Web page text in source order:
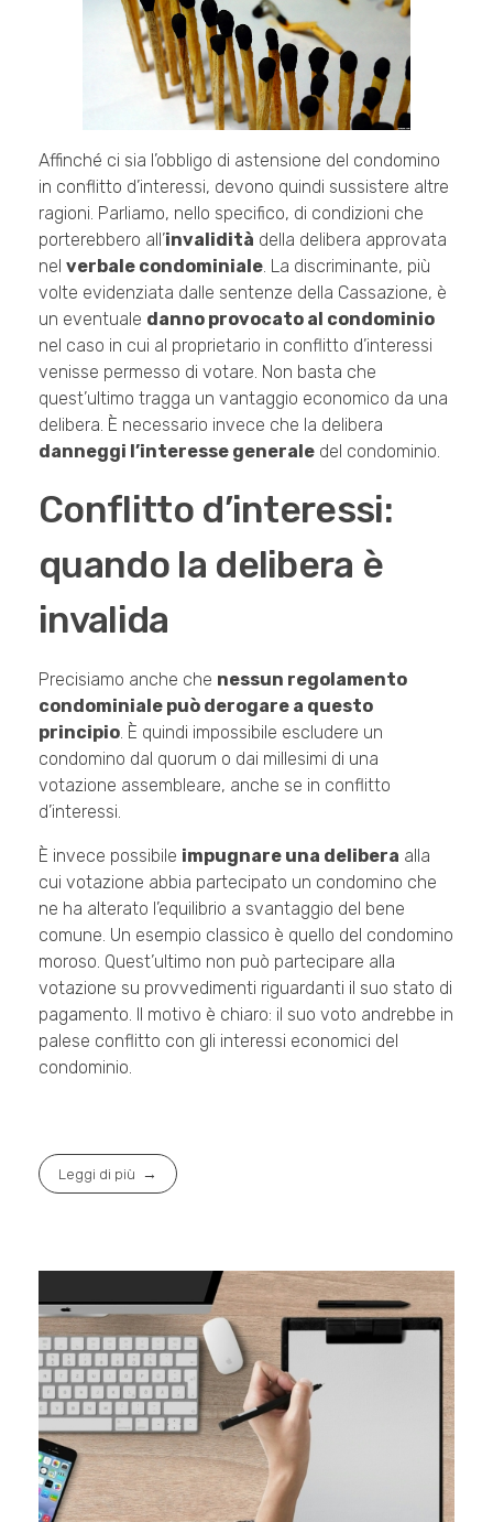
Affinché ci sia l’obbligo di astensione del condomino
in conflitto d’interessi, devono quindi sussistere altre
ragioni. Parliamo, nello specifico, di condizioni che
porterebbero all’invalidità della delibera approvata
nel verbale condominiale. La discriminante, più
volte evidenziata dalle sentenze della Cassazione, è
un eventuale danno provocato al condominio
nel caso in cui al proprietario in conflitto d’interessi
venisse permesso di votare. Non basta che
quest’ultimo tragga un vantaggio economico da una
delibera. È necessario invece che la delibera
danneggi l’interesse generale del condominio.
Conflitto d’interessi:
quando la delibera è
invalida
Precisiamo anche che nessun regolamento
condominiale può derogare a questo
principio. È quindi impossibile escludere un
condomino dal quorum o dai millesimi di una
votazione assembleare, anche se in conflitto
d’interessi.
È invece possibile impugnare una delibera alla
cui votazione abbia partecipato un condomino che
ne ha alterato l’equilibrio a svantaggio del bene
comune. Un esempio classico è quello del condomino
moroso. Quest’ultimo non può partecipare alla
votazione su provvedimenti riguardanti il suo stato di
pagamento. Il motivo è chiaro: il suo voto andrebbe in
palese conflitto con gli interessi economici del
condominio.
Leggi di più